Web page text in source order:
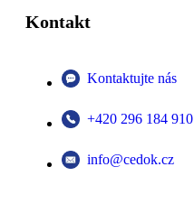
Kontakt
Kontaktujte nás
+420 296 184 910
info@cedok.cz